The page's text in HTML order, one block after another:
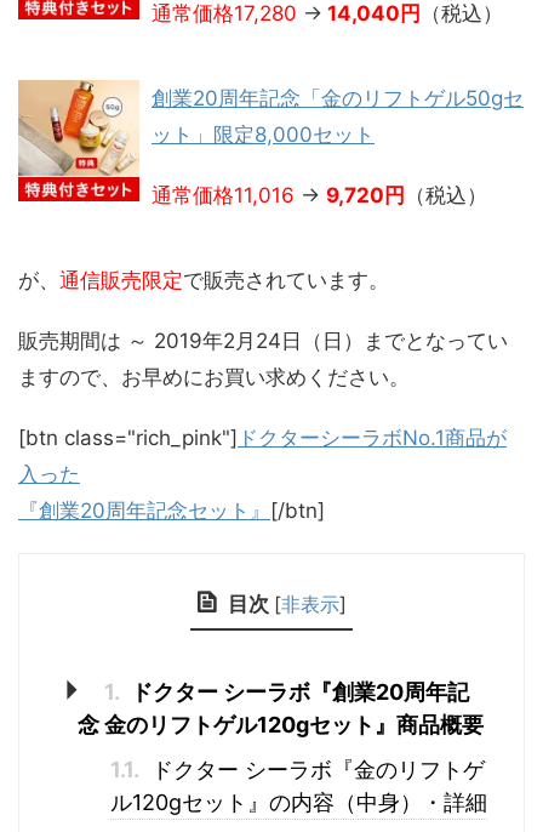
通常価格17,280 → 14,040円 （税込）
創業20周年記念「金のリフトゲル50gセ
ット」限定8,000セット
通常価格11,016 → 9,720円 （税込）
が、 通信販売限定で販売されています。
販売期間は ～ 2019年2月24日（日）までとなってい
ますので、お早めにお買い求めください。
[btn class="rich_pink"] ドクターシーラボNo.1商品が
入った
『創業20周年記念セット』
[/btn]
目次 [非表示]
1.
ドクター シーラボ『創業20周年記
念 金のリフトゲル120gセット』商品概要
1.1.
ドクター シーラボ『金のリフトゲ
ル120gセット』の内容（中身）・詳細